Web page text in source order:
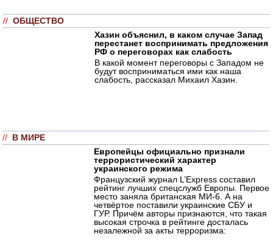
// ОБЩЕСТВО
Хазин объяснил, в каком случае Запад
перестанет воспринимать предложения
РФ о переговорах как слабость
В какой момент переговоры с Западом не
будут восприниматься ими как наша
слабость, рассказал Михаил Хазин.
// В МИРЕ
Европейцы официально признали
террористический характер
украинского режима
Французский журнал L’Express составил
рейтинг лучших спецслужб Европы. Первое
место заняла британская МИ-6. А на
четвёртое поставили украинские СБУ и
ГУР. Причём авторы признаются, что такая
высокая строчка в рейтинге досталась
незалежной за акты терроризма: